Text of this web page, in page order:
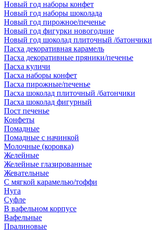
Новый год наборы конфет
Новый год наборы шоколада
Новый год пирожное/печенье
Новый год фигурки новогодние
Новый год шоколад плиточный /батончики
Пасха декоративная карамель
Пасха декоративные пряники/печенье
Пасха куличи
Пасха наборы конфет
Пасха пирожные/печенье
Пасха шоколад плиточный /батончики
Пасха шоколад фигурный
Пост печенье
Конфеты
Помадные
Помадные с начинкой
Молочные (коровка)
Желейные
Желейные глазированные
Жевательные
С мягкой карамелью/тоффи
Нуга
Суфле
В вафельном корпусе
Вафельные
Пралиновые